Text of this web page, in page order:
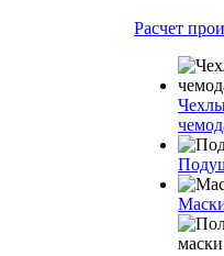
Расчет